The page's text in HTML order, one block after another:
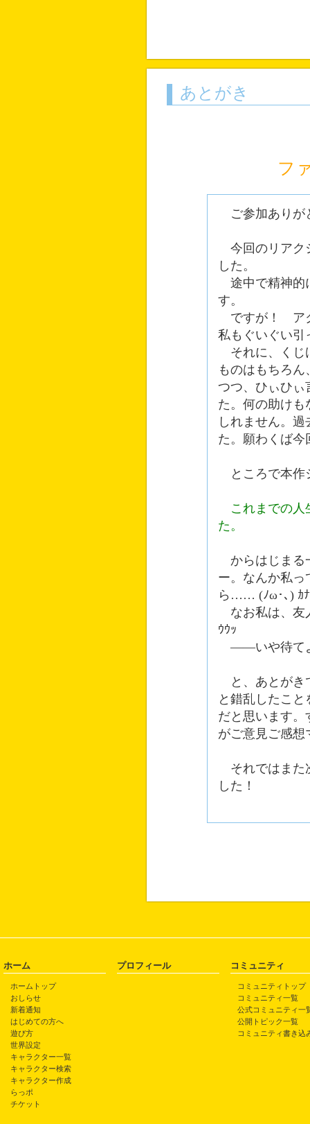
あとがき
フ
ご参加ありが
今回のリアク
した。
途中で精神的
す。
ですが！ ア
私もぐいぐい引
それに、くじ
ものはもちろ
つつ、ひぃひぃ
た。何の助けも
しれません。
た。願わくば今
ところで本作
これまでの人
た。
からはじまる
ー。なんか私っ
ら…… (ﾉω･､) ｶ
なお私は、友
ｳｳｯ
――いや待てよ
と、あとがき
と錯乱したこ
だと思います
がご意見ご感想
それではまた
した！
ホーム
ホームトップ
おしらせ
新着通知
はじめての方へ
遊び方
世界設定
キャラクター一覧
キャラクター検索
キャラクター作成
らっポ
チケット
プロフィール コミュニティ
コミュニティトップ
コミュニティ一覧
公式コミュニティ一
公開トピック一覧
コミュニティ書き込